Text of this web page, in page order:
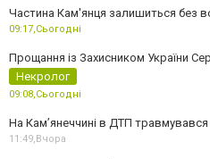
Частина Кам'янця залишиться без
09:17, Сьогодні
Прощання із Захисником України
Некролог
09:08, Сьогодні
На Кам’янеччині в ДТП травмувався
11:49, Вчора